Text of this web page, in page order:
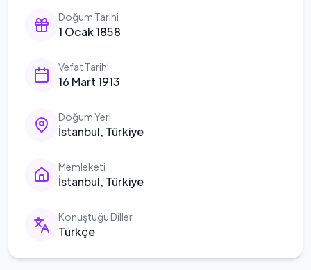
Doğum Tarihi
1 Ocak 1858
Vefat Tarihi
16 Mart 1913
Doğum Yeri
İstanbul, Türkiye
Memleketi
İstanbul, Türkiye
Konuştuğu Diller
Türkçe